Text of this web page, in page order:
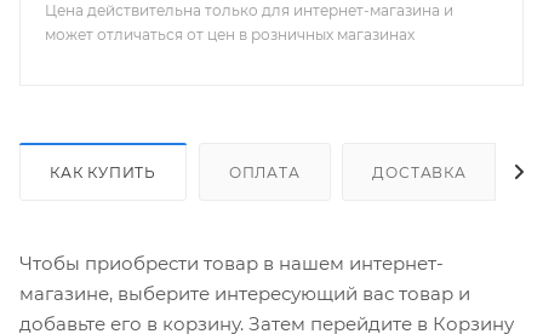
Цена действительна только для интернет-магазина и
может отличаться от цен в розничных магазинах
КАК КУПИТЬ ОПЛАТА ДОСТАВКА
Чтобы приобрести товар в нашем интернет-
магазине, выберите интересующий вас товар и
добавьте его в корзину. Затем перейдите в Корзину